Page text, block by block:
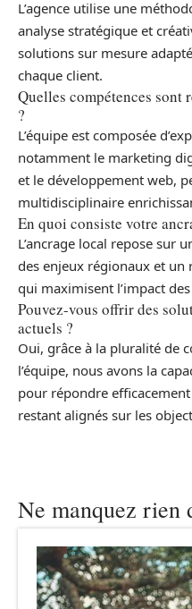
L’agence utilise une
analyse stratégique et
solutions sur mesure
chaque client.
Quelles compétences sont
?
L’équipe est composée
notamment le marketing
et le développement web,
multidisciplinaire
En quoi consiste votre
L’ancrage local repose sur
des enjeux régionaux et un
qui maximisent l’impact
Pouvez-vous offrir des
actuels ?
Oui, grâce à la pluralité de
l’équipe, nous avons la
pour répondre
restant alignés sur les
Ne manquez rien